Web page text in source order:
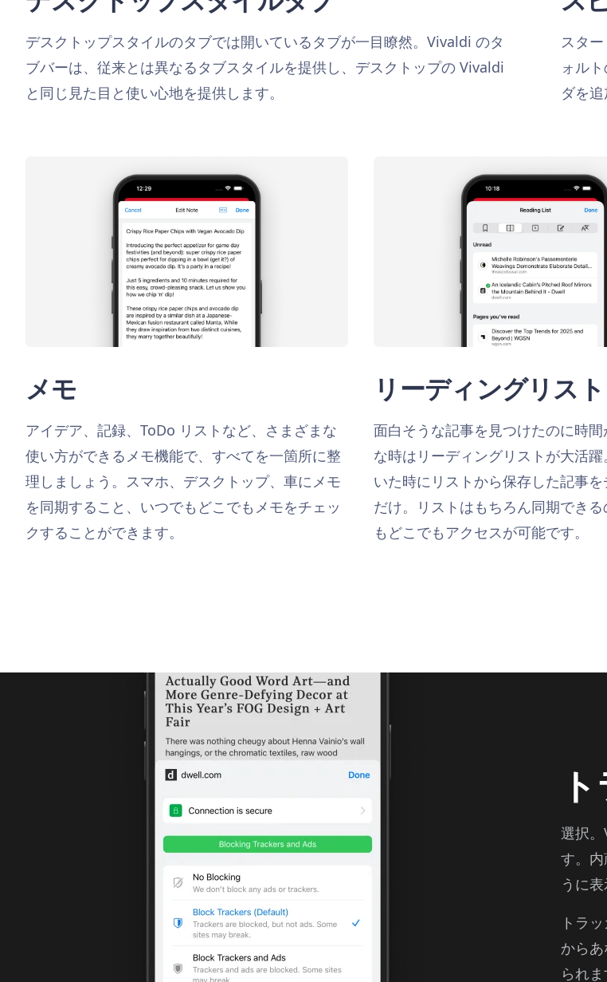
デスクトップスタイルのタブでは開いているタブが一目瞭然。Vivaldi のタ
ブバーは、従来とは異なるタブスタイルを提供し、デスクトップの Vivaldi
と同じ見た目と使い心地を提供します。
スタ
ォル
ダを
メモ
アイデア、記録、ToDo リストなど、さまざまな
使い方ができるメモ機能で、すべてを一箇所に整
理しましょう。スマホ、デスクトップ、車にメモ
を同期すること、いつでもどこでもメモをチェッ
クすることができます。
リーディングリスト
面白そうな記事を見つけたのに時
な時はリーディングリストが大活
いた時にリストから保存した記事
だけ。リストはもちろん同期でき
もどこでもアクセスが可能です。
選択
す。
うに
トラ
から
られ